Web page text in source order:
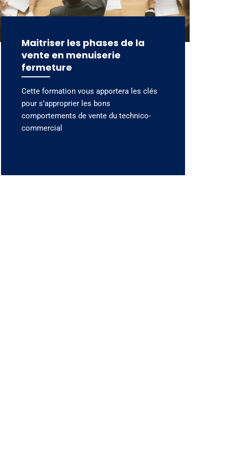
Maitriser les phases de la
vente en menuiserie
fermeture
Cette formation vous apportera les clés
pour s’approprier les bons
comportements de vente du technico-
commercial